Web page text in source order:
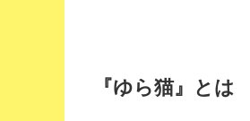
『ゆら猫』とは